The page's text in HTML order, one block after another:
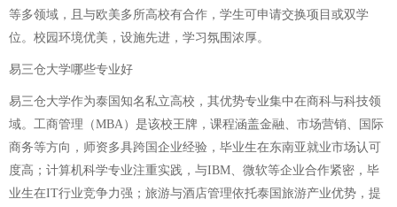
等多领域，且与欧美多所高校有合作，学生可申请交换项目或双学
位。校园环境优美，设施先进，学习氛围浓厚。
易三仓大学哪些专业好
易三仓大学作为泰国知名私立高校，其优势专业集中在商科与科技领
域。工商管理（MBA）是该校王牌，课程涵盖金融、市场营销、国际
商务等方向，师资多具跨国企业经验，毕业生在东南亚就业市场认可
度高；计算机科学专业注重实践，与IBM、微软等企业合作紧密，毕
业生在IT行业竞争力强；旅游与酒店管理依托泰国旅游产业优势，提